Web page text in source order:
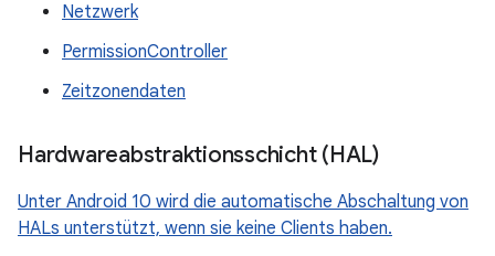
Netzwerk
PermissionController
Zeitzonendaten
Hardwareabstraktionsschicht (HAL)
Unter Android 10 wird die automatische Abschaltung von
HALs unterstützt, wenn sie keine Clients haben.